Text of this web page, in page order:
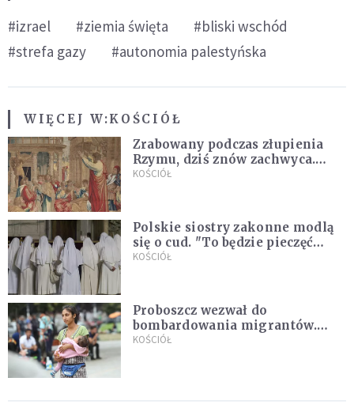
#izrael #ziemia święta
#bliski wschód
#strefa gazy
#autonomia palestyńska
WIĘCEJ W:KOŚCIÓŁ
Zrabowany podczas złupienia
Rzymu, dziś znów zachwyca.
Wyjątkowy arras w Castel
KOŚCIÓŁ
Polskie siostry zakonne modlą
się o cud. "To będzie pieczęć
Pana Boga dla naszej wiary"
KOŚCIÓŁ
Proboszcz wezwał do
bombardowania migrantów.
"Masowy ogień przeciwko
KOŚCIÓŁ